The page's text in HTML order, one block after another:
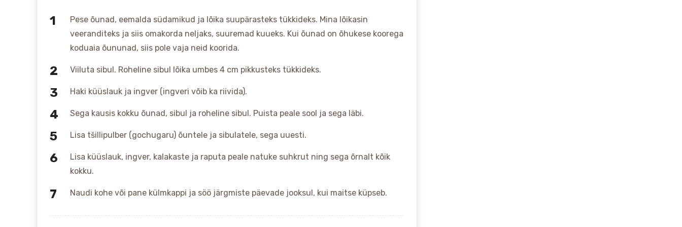
Pese õunad, eemalda südamikud ja lõika suupärasteks tükkideks. Mina lõikasin
veeranditeks ja siis omakorda neljaks, suuremad kuueks. Kui õunad on õhukese koorega
koduaia õununad, siis pole vaja neid koorida.
Viiluta sibul. Roheline sibul lõika umbes 4 cm pikkusteks tükkideks.
Haki küüslauk ja ingver (ingveri võib ka riivida).
Sega kausis kokku õunad, sibul ja roheline sibul. Puista peale sool ja sega läbi.
Lisa tšillipulber (gochugaru) õuntele ja sibulatele, sega uuesti.
Lisa küüslauk, ingver, kalakaste ja raputa peale natuke suhkrut ning sega õrnalt kõik
kokku.
Naudi kohe või pane külmkappi ja söö järgmiste päevade jooksul, kui maitse küpseb.